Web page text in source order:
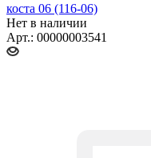
коста 06 (116-06)
Нет в наличии
Арт.: 00000003541